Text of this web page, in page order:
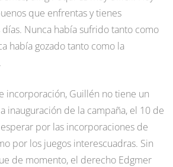
que enfrentas y tienes
Nunca había sufrido tanto como
había gozado tanto como la
incorporación, Guillén no tiene un
inauguración de la campaña, el 10 de
por las incorporaciones de
por los juegos interescuadras. Sin
de momento, el derecho Edgmer